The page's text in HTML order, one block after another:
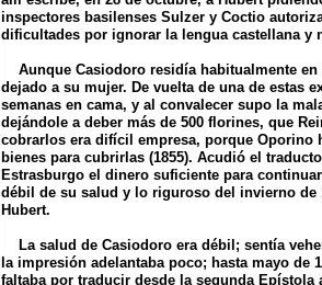
inspectores basilenses Sulzer y Coctio
dificultades por ignorar la lengua castellana y
Aunque Casiodoro residía habitualmente en
dejado a su mujer. De vuelta de una de estas
semanas en cama, y al convalecer supo la
dejándole a deber más de 500 florines, que
cobrarlos era difícil empresa, porque Oporino
bienes para cubrirlas (1855). Acudió el
Estrasburgo el dinero suficiente para
débil de su salud y lo riguroso del invierno de
Hubert.
La salud de Casiodoro era débil; sentía
la impresión adelantaba poco; hasta mayo
faltaba por traducir desde la segunda